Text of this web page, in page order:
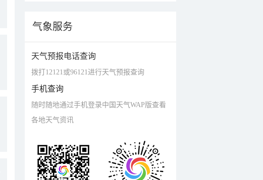
气象服务
天气预报电话查询
拨打12121或96121进行天气预报查询
手机查询
随时随地通过手机登录中国天气WAP版查看
各地天气资讯